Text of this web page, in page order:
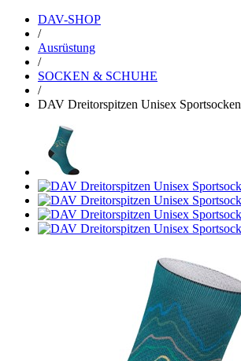
DAV-SHOP
/
Ausrüstung
/
SOCKEN & SCHUHE
/
DAV Dreitorspitzen Unisex Sportsocken